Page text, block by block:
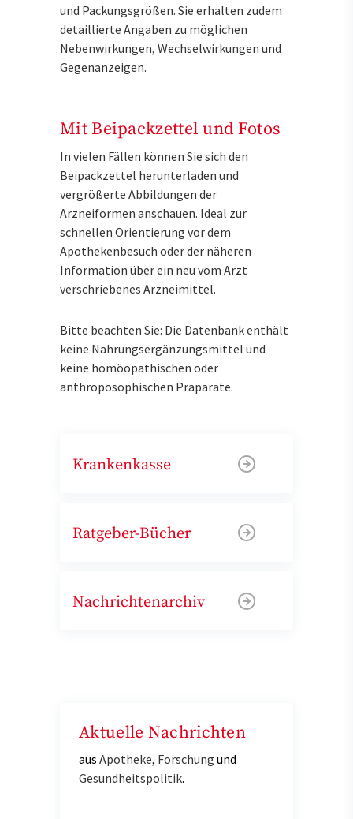
und Packungsgrößen. Sie erhalten zudem
detaillierte Angaben zu möglichen
Nebenwirkungen, Wechselwirkungen und
Gegenanzeigen.
Mit Beipackzettel und Fotos
In vielen Fällen können Sie sich den
Beipackzettel herunterladen und
vergrößerte Abbildungen der
Arzneiformen anschauen. Ideal zur
schnellen Orientierung vor dem
Apothekenbesuch oder der näheren
Information über ein neu vom Arzt
verschriebenes Arzneimittel.
Bitte beachten Sie: Die Datenbank enthält
keine Nahrungsergänzungsmittel und
keine homöopathischen oder
anthroposophischen Präparate.
Krankenkasse
Ratgeber-Bücher
Nachrichtenarchiv
Aktuelle Nachrichten
aus Apotheke, Forschung und
Gesundheitspolitik.